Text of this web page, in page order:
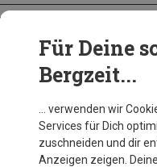
Für Deine
Bergzeit...
… verwenden wir
Services für Dich
zuschneiden und dir
Anzeigen zeigen.